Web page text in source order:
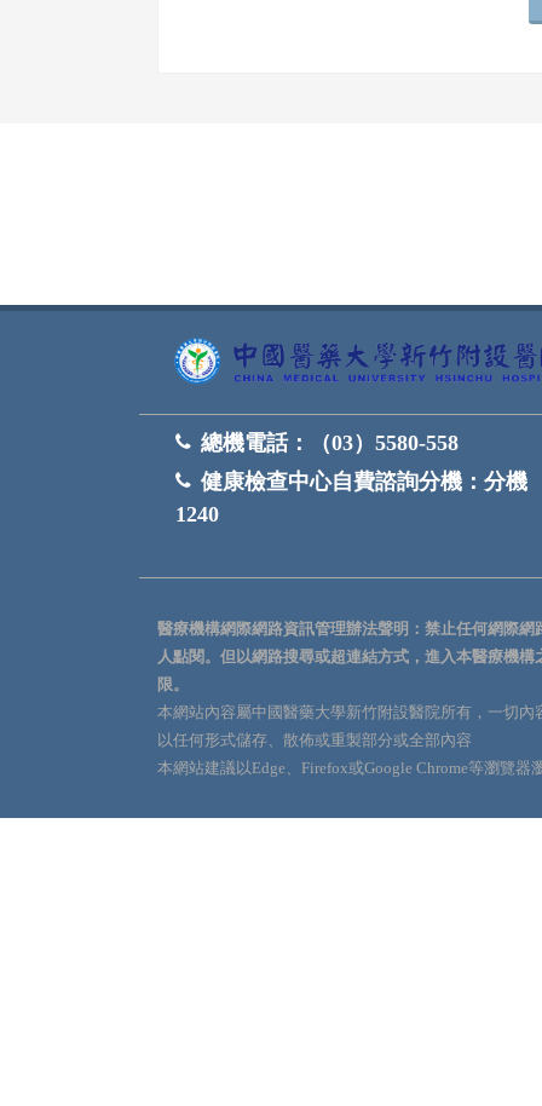
總機電話：
（03）5580-558
健康檢查中心自費諮詢分機： 分機
1240
醫療機構網際網路資訊管理辦法聲明：禁止任何網際
人點閱。但以網路搜尋或超連結方式，進入本醫療機
限。
本網站內容屬中國醫藥大學新竹附設醫院所有，一切
以任何形式儲存、散佈或重製部分或全部內容
本網站建議以Edge、Firefox或Google Chrome等瀏覽器